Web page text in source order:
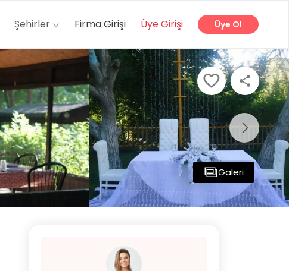
Şehirler Firma Girişi Üye Girişi Üye Ol
Galeri